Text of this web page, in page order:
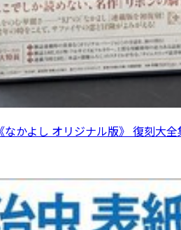
なかよし オリジナル版》 復刻大